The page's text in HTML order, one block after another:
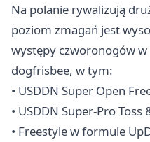
Na polanie rywalizują
poziom zmagań jest
występy czworonogów
dogfrisbee, w tym:
• USDDN Super Open
• USDDN Super-Pro Toss
• Freestyle w formule